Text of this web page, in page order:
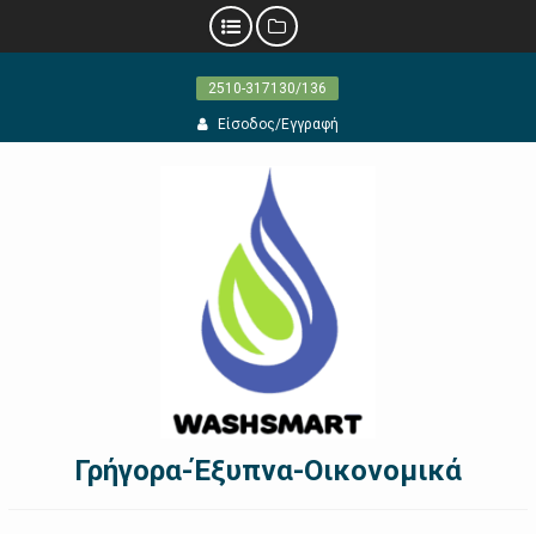
2510-317130/136
Είσοδος/Εγγραφή
Γρήγορα-Έξυπνα-Οικονομικά